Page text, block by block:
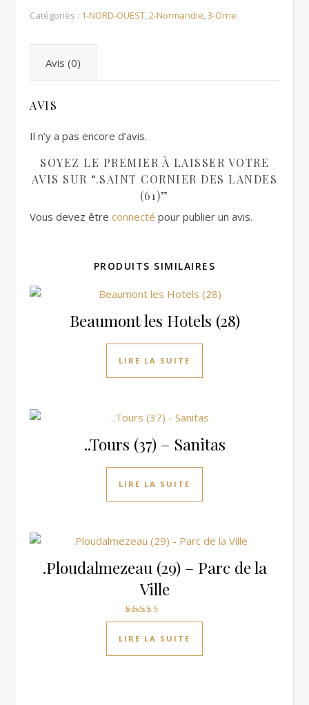
Catégories : 1-NORD-OUEST,2-Normandie,3-Orne
Avis (0)
AVIS
Il n’y a pas encore d’avis.
SOYEZ LE PREMIER À LAISSER VOTRE
AVIS SUR “.SAINT CORNIER DES LANDES
(61)”
Vous devez être connecté pour publier un avis.
PRODUITS SIMILAIRES
Beaumont les Hotels (28)
LIRE LA SUITE
..Tours (37) – Sanitas
LIRE LA SUITE
.Ploudalmezeau (29) – Parc de la
Ville
Note
sur 5
LIRE LA SUITE